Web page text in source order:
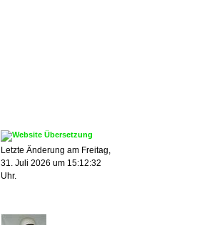
Letzte Änderung am Freitag,
31. Juli 2026 um 15:12:32
Uhr.